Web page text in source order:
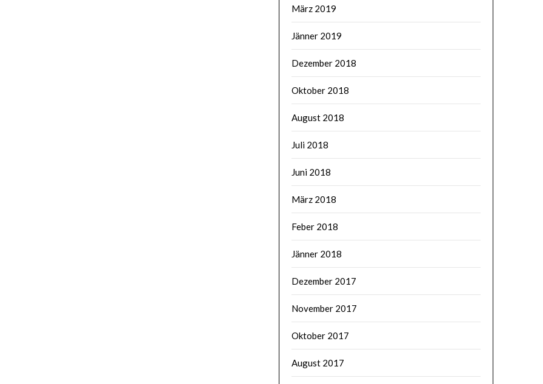
März 2019
Jänner 2019
Dezember 2018
Oktober 2018
August 2018
Juli 2018
Juni 2018
März 2018
Feber 2018
Jänner 2018
Dezember 2017
November 2017
Oktober 2017
August 2017